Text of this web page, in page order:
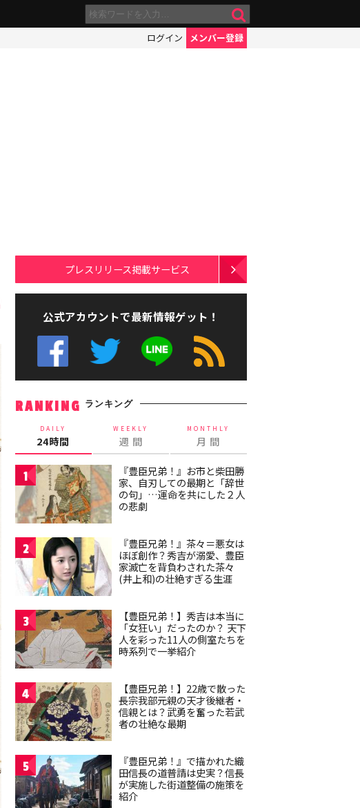
ログイン メンバー登録
プレスリリース掲載サービス
公式アカウントで最新情報ゲット！
RANKING ランキング
DAILY
24時間
WEEKLY
週 間
MONTHLY
月 間
1
『豊臣兄弟！』お市と柴田勝
家、自刃しての最期と「辞世
の句」…運命を共にした２人
の悲劇
2
『豊臣兄弟！』茶々＝悪女は
ほぼ創作？秀吉が溺愛、豊臣
家滅亡を背負わされた茶々
(井上和)の壮絶すぎる生涯
3
【豊臣兄弟！】秀吉は本当に
「女狂い」だったのか？ 天下
人を彩った11人の側室たちを
時系列で一挙紹介
4
【豊臣兄弟！】22歳で散った
長宗我部元親の天才後継者・
信親とは？武勇を奮った若武
者の壮絶な最期
5
『豊臣兄弟！』で描かれた織
田信長の道普請は史実？信長
が実施した街道整備の施策を
紹介